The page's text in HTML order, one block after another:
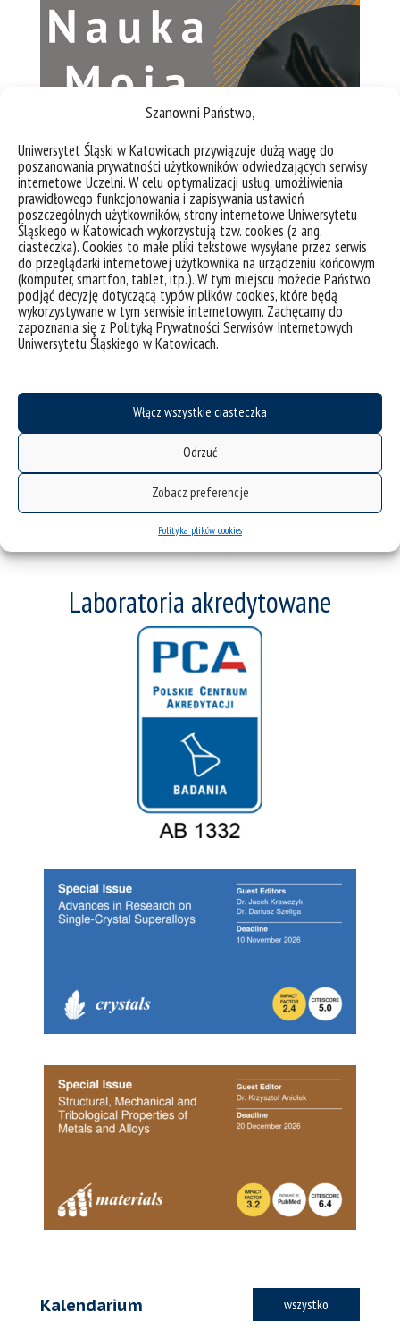
Szanowni Państwo,
Uniwersytet Śląski w Katowicach przywiązuje dużą wagę do
poszanowania prywatności użytkowników odwiedzających serwisy
internetowe Uczelni. W celu optymalizacji usług, umożliwienia
prawidłowego funkcjonowania i zapisywania ustawień
poszczególnych użytkowników, strony internetowe Uniwersytetu
Śląskiego w Katowicach wykorzystują tzw. cookies (z ang.
ciasteczka). Cookies to małe pliki tekstowe wysyłane przez serwis
do przeglądarki internetowej użytkownika na urządzeniu końcowym
(komputer, smartfon, tablet, itp.). W tym miejscu możecie Państwo
podjąć decyzję dotyczącą typów plików cookies, które będą
wykorzystywane w tym serwisie internetowym. Zachęcamy do
zapoznania się z Polityką Prywatności Serwisów Internetowych
Uniwersytetu Śląskiego w Katowicach.
Włącz wszystkie ciasteczka
Odrzuć
Zobacz preferencje
Polityka plików cookies
Nauka, moja pasja
Jak to się zaczęło
Projekt GreenMat
Rozwój Uniwersytetu Śląskiego w Katowicach w zakresie nowych technologii materiałowych
Laboratoria akredytowane
Kalendarium wszystko